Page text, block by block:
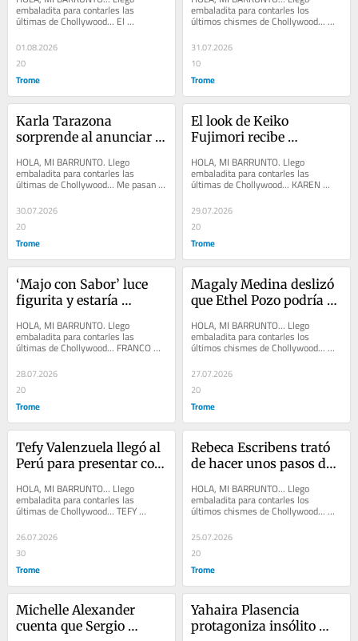
pagado la totalidad de la
indemnización
embaladita para contarles las
últimas de Chollywood... El
exfutbolista JEFFERSON FARFÁN
comentó en sus redes sociales...
01.08.2026
20
Trome
es su vínculo
actualmente
embaladita para contarles los
últimos chismes de Chollywood...
PATRICIO PARODI aprovechó el
feriado largo para viajar a...
31.07.2026
10
Trome
Karla Tarazona
sorprende al anunciar
llegará a su familia
HOLA, MI BARRUNTO. Llego
embaladita para contarles las
últimas de Chollywood... Me pasan el
talán de que CHRISTIAN DOMÍNGUEZ
y ETHEL POZO estarían...
30.07.2026
20
Trome
El look de Keiko
Fujimori recibe
moda y belleza
HOLA, MI BARRUNTO. Llego
embaladita para contarles las
últimas de Chollywood... KAREN
DEJO anda recontrafeliz porque su
amorcito Shahid Khan llegó...
29.07.2026
20
Trome
‘Majo con Sabor’ luce
figurita y estaría
tratamiento para bajar
de peso
HOLA, MI BARRUNTO. Llego
embaladita para contarles las
últimas de Chollywood... FRANCO
CABRERA, CARLOS ALCÁNTARA y
RICARDO MORÁN anunciaron que
el...
28.07.2026
20
Trome
Magaly Medina deslizó
que Ethel Pozo podría
ATV
HOLA, MI BARRUNTO... Llego
embaladita para contarles los
últimos chismes de Chollywood...
MAGALY MEDINA deslizó que ETHEL
POZO podría ser su...
27.07.2026
20
Trome
Tefy Valenzuela llegó al
Perú para presentar con
soy’
HOLA, MI BARRUNTO... Llego
embaladita para contarles las
últimas de Chollywood... TEFY
VALENZUELA llegó al Perú para
presentar, al lado de LOS...
26.07.2026
30
Trome
Rebeca Escribens trató
de hacer unos pasos de
‘América hoy’ y terminó
de rodillas
HOLA, MI BARRUNTO... Llego
embaladita para contarles los
últimos chismes de Chollywood...
REBECA ESCRIBENS trató de hacer
unos pasos de baile en el...
25.07.2026
20
Trome
Michelle Alexander
cuenta que Sergio
Yahaira Plasencia
protagoniza insólito